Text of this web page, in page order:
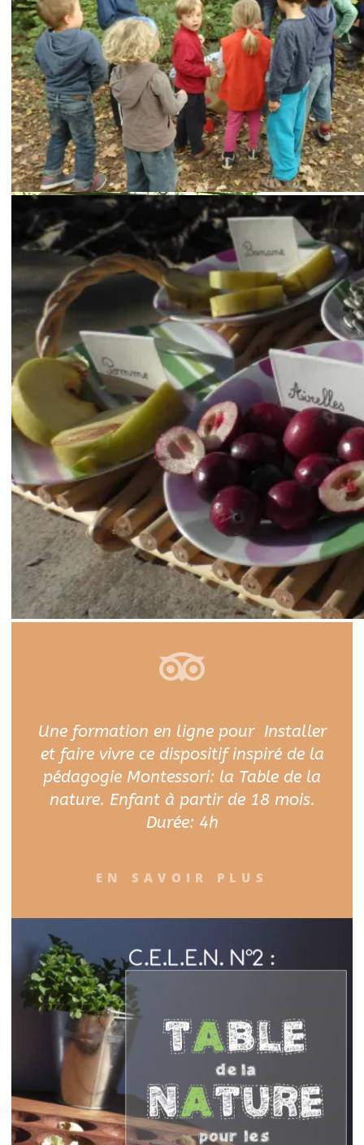
Une formation en ligne pour Installer
et faire vivre ce dispositif inspiré de la
pédagogie Montessori: la Table de la
nature. Enfant à partir de 18 mois.
Durée: 4h
EN SAVOIR PLUS